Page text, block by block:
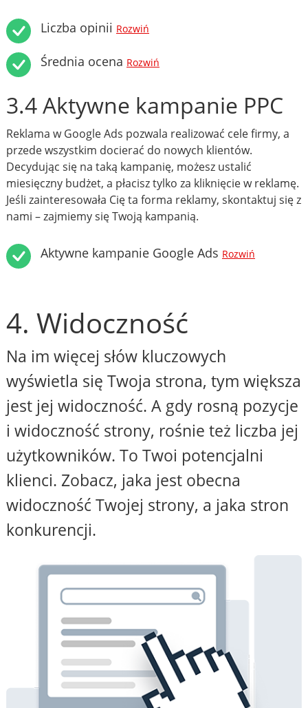
Liczba opinii Rozwiń
Średnia ocena Rozwiń
3.4 Aktywne kampanie PPC
Reklama w Google Ads pozwala realizować cele firmy, a
przede wszystkim docierać do nowych klientów.
Decydując się na taką kampanię, możesz ustalić
miesięczny budżet, a płacisz tylko za kliknięcie w reklamę.
Jeśli zainteresowała Cię ta forma reklamy, skontaktuj się z
nami – zajmiemy się Twoją kampanią.
Aktywne kampanie Google Ads Rozwiń
4. Widoczność
Na im więcej słów kluczowych
wyświetla się Twoja strona, tym większa
jest jej widoczność. A gdy rosną pozycje
i widoczność strony, rośnie też liczba jej
użytkowników. To Twoi potencjalni
klienci. Zobacz, jaka jest obecna
widoczność Twojej strony, a jaka stron
konkurencji.